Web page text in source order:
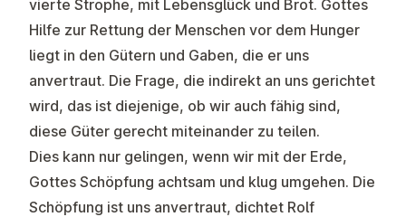
vierte Strophe, mit Lebensglück und Brot. Gottes
Hilfe zur Rettung der Menschen vor dem Hunger
liegt in den Gütern und Gaben, die er uns
anvertraut. Die Frage, die indirekt an uns gerichtet
wird, das ist diejenige, ob wir auch fähig sind,
diese Güter gerecht miteinander zu teilen.
Dies kann nur gelingen, wenn wir mit der Erde,
Gottes Schöpfung achtsam und klug umgehen. Die
Schöpfung ist uns anvertraut, dichtet Rolf